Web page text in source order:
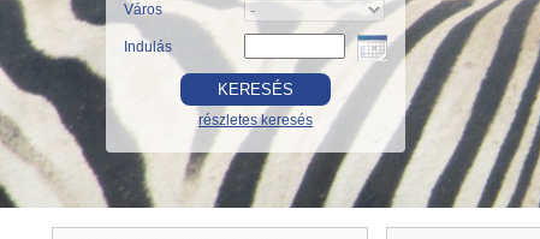
Város
Indulás
részletes keresés